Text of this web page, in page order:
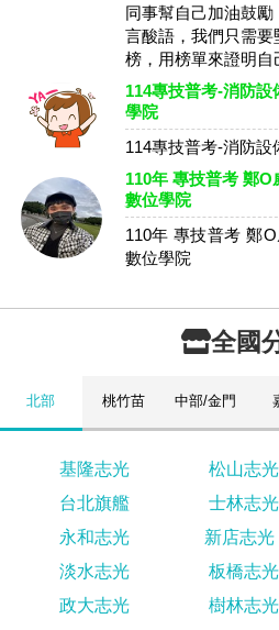
同事幫自己加油鼓
言酸語，我們只需要
榜，用榜單來證明自
114專技普考-消防
學院
114專技普考-消防
110年 專技普考 鄭
數位學院
110年 專技普考 鄭
數位學院
全國
北部 桃竹苗 中部/金門
基隆志光 松山志光
台北旗艦
士林志光
永和志光
新店志光
淡水志光
板橋志光
政大志光
樹林志光